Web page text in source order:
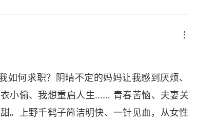
法改变现有的环境，也不能让眼前的问题消
忠于自己，也是在基于实事求是的基础上不
以更为冷静理性进行思考与行动。我们的人
惯性，从而忽视这不过是一个主观的产物，
决问题的良机。2. 女性愤怒要学会感受女性
如是说。结合本书来看，这也是在挑战我们
何求职？阴晴不定的妈妈让我感到厌烦、
小偷、我想重启人生…… 青春苦恼、夫妻关
。上野千鹤子简洁明快、一针见血，从女性